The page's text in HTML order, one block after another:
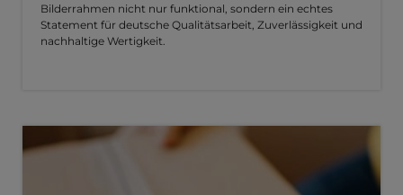
Bilderrahmen nicht nur funktional, sondern ein echtes
Statement für deutsche Qualitätsarbeit, Zuverlässigkeit und
nachhaltige Wertigkeit.